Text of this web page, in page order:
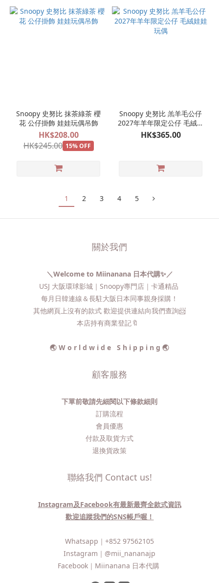
Snoopy 史努比 抹茶綠茶 櫻
花 公仔掛飾 娃娃玩偶吊飾
HK$208.00
HK$245.00 15% OFF
Snoopy 史努比 羔羊毛公仔
2027年羊年限定公仔 毛絨娃
娃玩偶
HK$365.00
1 2 3 4 5
關於我們
＼Welcome to Miinanana 日本代購✨／
USJ 大阪環球影城｜Snoopy專門店｜卡通精品
每月日韓連線＆長駐大阪日本同事親身採購！
其他網頁上沒有的款式 歡迎提供連結向我們查詢📨​
本店持有商業登記🔖
🌏 W o r l d w i d e S h i p p i n g 🌏
顧客服務
下單前敬請先細閱以下條款細則
訂購流程​
會員優惠
付款及取貨方式
退換貨政策
聯絡我們 Contact us!
Instagram及Facebook有最新最齊全款式資訊
歡迎追蹤我們的SNS帳戶喔！
Whatsapp｜ +852 97562105
Instagram｜ @mii_nananajp
Facebook｜ Miinanana 日本代購